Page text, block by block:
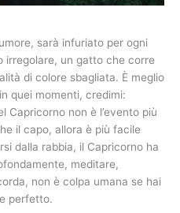
sarà infuriato per ogni
irregolare, un gatto che corre
di colore sbagliata. È meglio
quei momenti, credimi:
Capricorno non è l’evento più
il capo, allora è più facile
dalla rabbia, il Capricorno ha
meditare,
non è colpa umana se hai
perfetto.